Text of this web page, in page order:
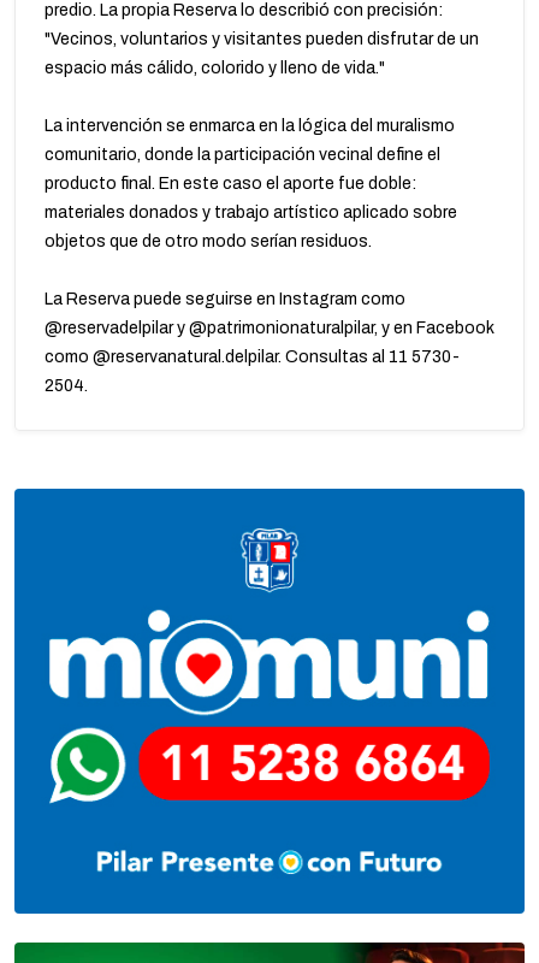
predio. La propia Reserva lo describió con precisión:
"Vecinos, voluntarios y visitantes pueden disfrutar de un
espacio más cálido, colorido y lleno de vida."
La intervención se enmarca en la lógica del muralismo
comunitario, donde la participación vecinal define el
producto final. En este caso el aporte fue doble:
materiales donados y trabajo artístico aplicado sobre
objetos que de otro modo serían residuos.
La Reserva puede seguirse en Instagram como
@reservadelpilar y @patrimonionaturalpilar, y en Facebook
como @reservanatural.delpilar. Consultas al 11 5730-
2504.